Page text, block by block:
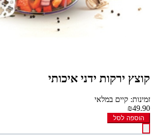
קוצץ ירקות ידני איכותי
זמינות: קיים במלאי
₪49.90
הוספה לסל